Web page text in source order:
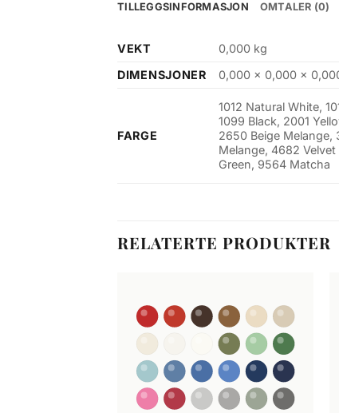
TILLEGGSINFORMASJON OMTALER (0)
VEKT
0,000 kg
DIMENSJONER
0,000 × 0,000 ×
FARGE
1012 Natural White,
1099 Black, 2001
2650 Beige Melange,
Melange, 4682
Green, 9564 Matcha
RELATERTE PRODUKTER